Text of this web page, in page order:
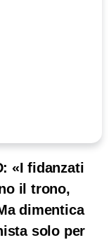
«I fidanzati
il trono,
dimentica
solo per